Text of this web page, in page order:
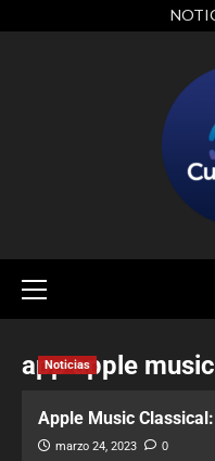
app apple
Noticias
Apple Music
marzo 24, 2023 0